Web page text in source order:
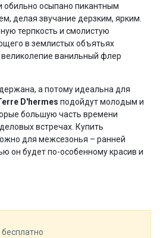
обильно осыпано пикантным
делая звучание дерзким, ярким.
терпкость и смолистую
в землистых объятьях
ванильный флер
а потому идеальна для
D'hermes подойдут молодым и
большую часть времени
встречах. Купить
для межсезонья – ранней
он будет по-особенному красив и
бесплатно